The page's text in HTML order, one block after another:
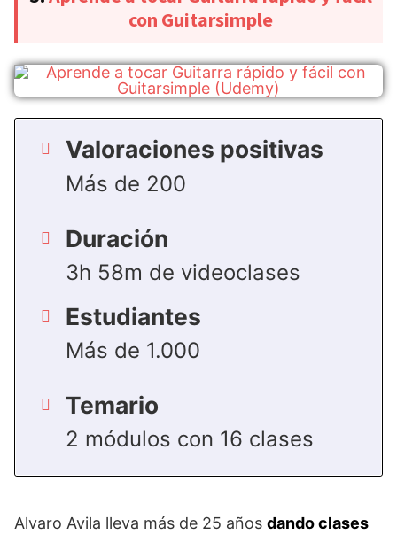
con Guitarsimple
Valoraciones positivas
Más de 200
Duración
3h 58m de videoclases
Estudiantes
Más de 1.000
Temario
2 módulos con 16 clases
Alvaro Avila lleva más de 25 años dando clases